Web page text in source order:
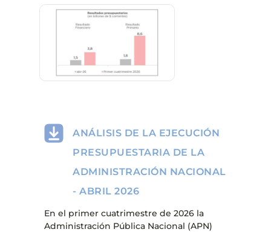
ANÁLISIS DE LA EJECUCIÓN
PRESUPUESTARIA DE LA
ADMINISTRACIÓN NACIONAL
- ABRIL 2026
En el primer cuatrimestre de 2026 la
Administración Pública Nacional (APN)